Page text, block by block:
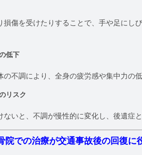
損傷を受けたりすることで、手や足にし
低下
不調により、全身の疲労感や集中力の
リスク
ないと、不調が慢性的に変化し、後遺症
院での治療が交通事故後の回復に